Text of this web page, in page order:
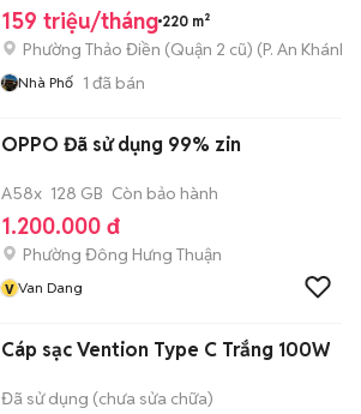
159 triệu/tháng 220 m²
Phường Thảo Điền (Quận 2 cũ) (P. An Khánh
Nhà Phố 1 đã bán
OPPO Đã sử dụng 99% zin
A58x 128 GB Còn bảo hành
1.200.000 đ
Phường Đông Hưng Thuận
v Van Dang
Cáp sạc Vention Type C Trắng 100W
Đã sử dụng (chưa sửa chữa)